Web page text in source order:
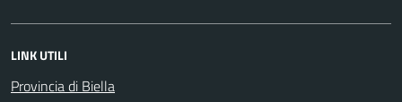
LINK UTILI
Provincia di Biella